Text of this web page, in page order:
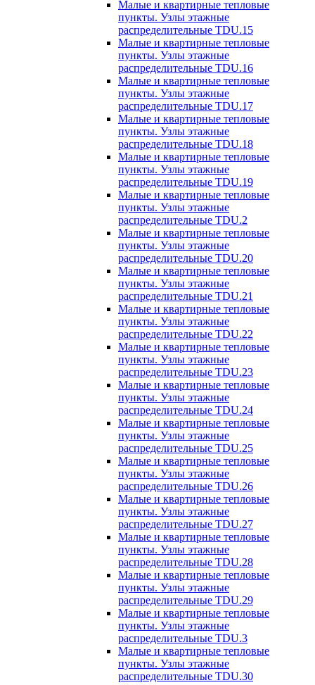
Малые и квартирные тепловые
пункты. Узлы этажные
распределительные TDU.15
Малые и квартирные тепловые
пункты. Узлы этажные
распределительные TDU.16
Малые и квартирные тепловые
пункты. Узлы этажные
распределительные TDU.17
Малые и квартирные тепловые
пункты. Узлы этажные
распределительные TDU.18
Малые и квартирные тепловые
пункты. Узлы этажные
распределительные TDU.19
Малые и квартирные тепловые
пункты. Узлы этажные
распределительные TDU.2
Малые и квартирные тепловые
пункты. Узлы этажные
распределительные TDU.20
Малые и квартирные тепловые
пункты. Узлы этажные
распределительные TDU.21
Малые и квартирные тепловые
пункты. Узлы этажные
распределительные TDU.22
Малые и квартирные тепловые
пункты. Узлы этажные
распределительные TDU.23
Малые и квартирные тепловые
пункты. Узлы этажные
распределительные TDU.24
Малые и квартирные тепловые
пункты. Узлы этажные
распределительные TDU.25
Малые и квартирные тепловые
пункты. Узлы этажные
распределительные TDU.26
Малые и квартирные тепловые
пункты. Узлы этажные
распределительные TDU.27
Малые и квартирные тепловые
пункты. Узлы этажные
распределительные TDU.28
Малые и квартирные тепловые
пункты. Узлы этажные
распределительные TDU.29
Малые и квартирные тепловые
пункты. Узлы этажные
распределительные TDU.3
Малые и квартирные тепловые
пункты. Узлы этажные
распределительные TDU.30